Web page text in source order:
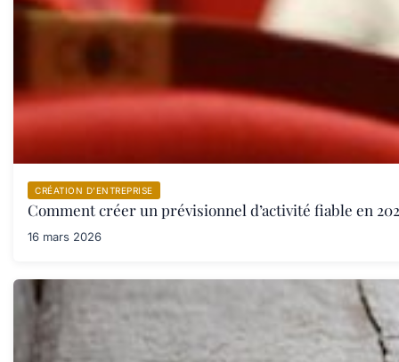
CRÉATION D’ENTREPRISE
Comment créer un prévisionnel d’activité fiable en
16 mars 2026